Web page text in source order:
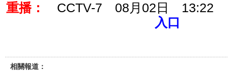
重播：
CCTV-7 08月02日 13:22
入口
相關報道：